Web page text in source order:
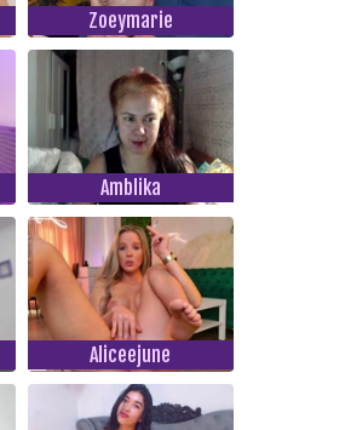
Zoeymarie
Amblika
Aliceejune